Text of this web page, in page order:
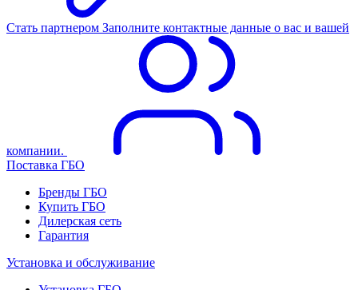
Стать партнером Заполните контактные данные о вас и вашей
компании.
Поставка ГБО
Бренды ГБО
Купить ГБО
Дилерская сеть
Гарантия
Установка и обслуживание